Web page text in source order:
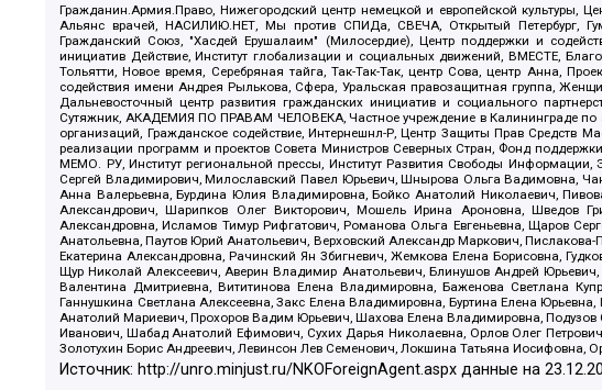
Гражданин.Армия.Право, Нижегородский центр немецкой и европейской культуры,
Альянс врачей, НАСИЛИЮ.НЕТ, Мы против СПИДа, СВЕЧА, Открытый Петербург,
Гражданский Союз, "Хасдей Ерушалаим" (Милосердие), Центр поддержки и
инициатив Действие, Институт глобализации и социальных движений, ВМЕСТЕ,
Тольятти, Новое время, Серебряная тайга, Так-Так-Так, центр Сова, центр Анна,
содействия имени Андрея Рылькова, Сфера, Уральская правозащитная группа,
Дальневосточный центр развития гражданских инициатив и социального
Сутяжник, АКАДЕМИЯ ПО ПРАВАМ ЧЕЛОВЕКА, Частное учреждение в Калининграде по
организаций, Гражданское содействие, Интернешнл-Р, Центр Защиты Прав Средств
реализации программ и проектов Совета Министров Северных Стран, Фонд
МЕМО. РУ, Институт региональной прессы, Институт Развития Свободы Информации,
Сергей Владимирович, Милославский Павел Юрьевич, Шнырова Ольга Вадимовна,
Анна Валерьевна, Бурдина Юлия Владимировна, Бойко Анатолий Николаевич,
Александрович, Шарипков Олег Викторович, Мошель Ирина Ароновна, Шведов
Александровна, Исламов Тимур Рифгатович, Романова Ольга Евгеньевна, Щаров
Анатольевна, Паутов Юрий Анатольевич, Верховский Александр Маркович,
Екатерина Александровна, Рачинский Ян Збигневич, Жемкова Елена Борисовна,
Щур Николай Алексеевич, Аверин Владимир Анатольевич, Блинушов Андрей
Валентина Дмитриевна, Вититинова Елена Владимировна, Баженова Светлана
Ганнушкина Светлана Алексеевна, Закс Елена Владимировна, Буртина Елена
Анатолий Мариевич, Прохоров Вадим Юрьевич, Шахова Елена Владимировна,
Иванович, Шабад Анатолий Ефимович, Сухих Дарья Николаевна, Орлов Олег
Золотухин Борис Андреевич, Левинсон Лев Семенович, Локшина Татьяна Иосифовна,
Источник: http://unro.minjust.ru/NKOForeignAgent.aspx данные на